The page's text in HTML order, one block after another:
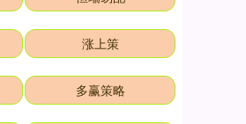
涨上策
多赢策略